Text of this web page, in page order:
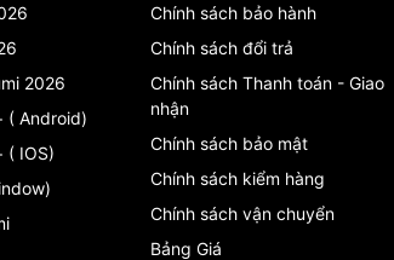
2026
( Android)
( IOS)
Chính sách bảo hành
Chính sách đổi trả
Chính sách Thanh toán - Giao
nhận
Chính sách bảo mật
Chính sách kiểm hàng
Chính sách vận chuyển
Bảng Giá